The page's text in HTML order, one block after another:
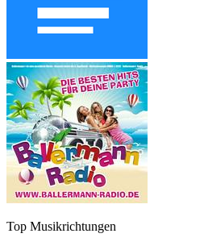
Top Musikrichtungen